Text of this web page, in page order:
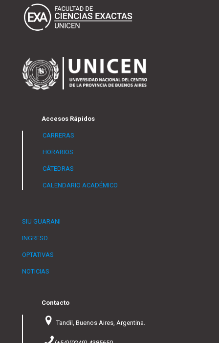
Accesos Rápidos
CARRERAS
HORARIOS
CÁTEDRAS
CALENDARIO ACADÉMICO
SIU GUARANI
INGRESO
OPTATIVAS
NOTICIAS
Contacto
Tandil, Buenos Aires, Argentina.